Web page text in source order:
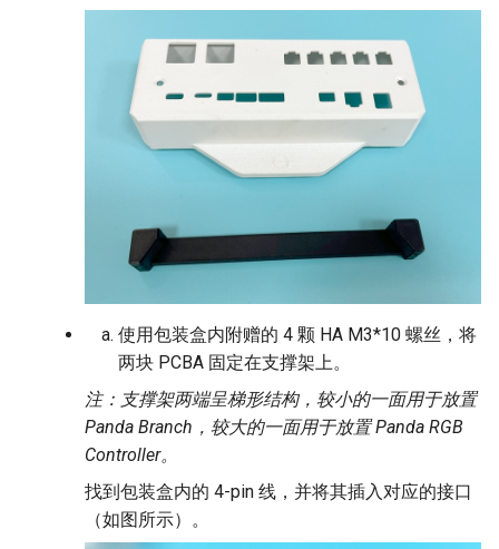
使用包装盒内附赠的 4 颗 HA M3*10 螺丝，将
两块 PCBA 固定在支撑架上。
注：支撑架两端呈梯形结构，较小的一面用于放置
Panda Branch，较大的一面用于放置 Panda RGB
Controller。
找到包装盒内的 4-pin 线，并将其插入对应的接口
（如图所示）。